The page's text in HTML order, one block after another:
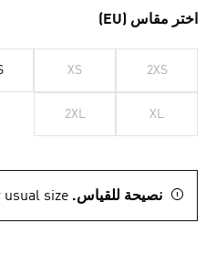
اختر مقاس (EU)
2XS
XS
XL
2XL
نصيحة للقياس. size.